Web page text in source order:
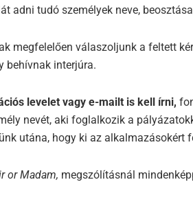
adni tudó személyek neve,
megfelelően válaszoljunk a feltett
behívnak interjúra.
levelet vagy e-mailt is kell írni,
nevét, aki foglalkozik a
utána, hogy ki az alkalmazásokért
or Madam, megszólításnál